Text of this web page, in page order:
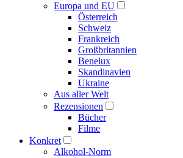
Europa und EU
Österreich
Schweiz
Frankreich
Großbritannien
Benelux
Skandinavien
Ukraine
Aus aller Welt
Rezensionen
Bücher
Filme
Konkret
Alkohol-Norm